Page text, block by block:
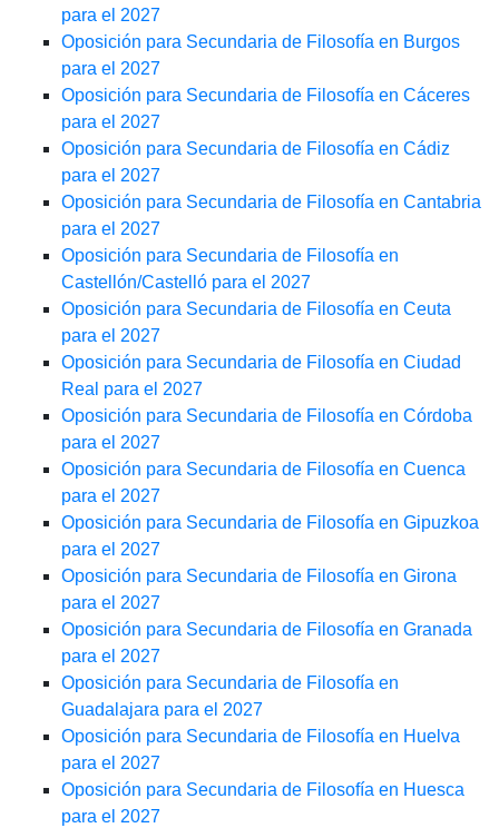
para el 2027
Oposición para Secundaria de Filosofía en Burgos
para el 2027
Oposición para Secundaria de Filosofía en Cáceres
para el 2027
Oposición para Secundaria de Filosofía en Cádiz
para el 2027
Oposición para Secundaria de Filosofía en Cantabria
para el 2027
Oposición para Secundaria de Filosofía en
Castellón/Castelló para el 2027
Oposición para Secundaria de Filosofía en Ceuta
para el 2027
Oposición para Secundaria de Filosofía en Ciudad
Real para el 2027
Oposición para Secundaria de Filosofía en Córdoba
para el 2027
Oposición para Secundaria de Filosofía en Cuenca
para el 2027
Oposición para Secundaria de Filosofía en Gipuzkoa
para el 2027
Oposición para Secundaria de Filosofía en Girona
para el 2027
Oposición para Secundaria de Filosofía en Granada
para el 2027
Oposición para Secundaria de Filosofía en
Guadalajara para el 2027
Oposición para Secundaria de Filosofía en Huelva
para el 2027
Oposición para Secundaria de Filosofía en Huesca
para el 2027